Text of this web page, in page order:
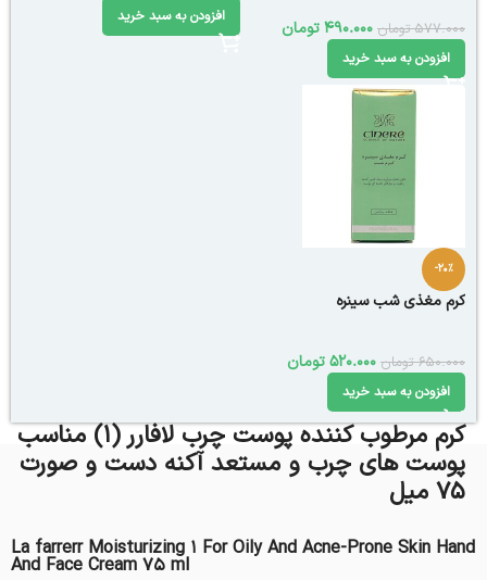
577.000 تومان 490.000تومان
افزودن به سبد خرید
افزودن به سبد خرید
-20%
کرم مغذی شب سینره
650.000 تومان 520.000تومان
افزودن به سبد خرید
کرم مرطوب کننده پوست چرب لافارر (1) مناسب
پوست های چرب و مستعد آکنه دست و صورت
75 میل
La farrerr Moisturizing 1 For Oily And Acne-Prone Skin Hand
And Face Cream 75 ml